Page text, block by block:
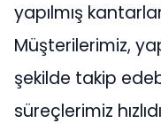
yapılmış
Müşterilerimiz,
şekilde takip
süreçlerimiz